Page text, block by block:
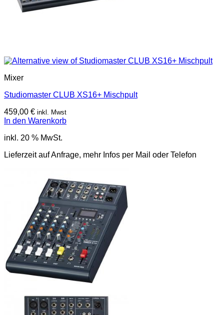
Mixer
Studiomaster CLUB XS16+ Mischpult
459,00 € inkl. Mwst
In den Warenkorb
inkl. 20 % MwSt.
Lieferzeit auf Anfrage, mehr Infos per Mail oder Telefon